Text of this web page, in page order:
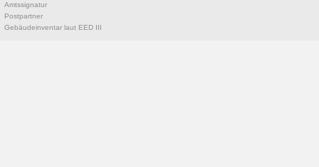
Amtssignatur
Postpartner
Gebäudeinventar laut EED III